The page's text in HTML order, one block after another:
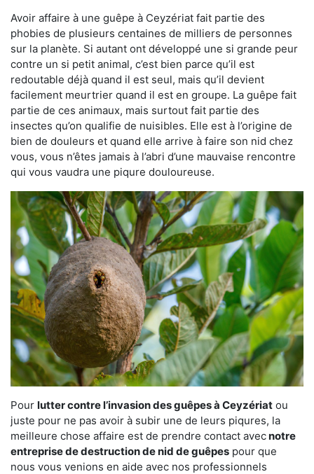
Avoir affaire à une guêpe à Ceyzériat fait partie des
phobies de plusieurs centaines de milliers de personnes
sur la planète. Si autant ont développé une si grande peur
contre un si petit animal, c’est bien parce qu’il est
redoutable déjà quand il est seul, mais qu’il devient
facilement meurtrier quand il est en groupe. La guêpe fait
partie de ces animaux, mais surtout fait partie des
insectes qu’on qualifie de nuisibles. Elle est à l’origine de
bien de douleurs et quand elle arrive à faire son nid chez
vous, vous n’êtes jamais à l’abri d’une mauvaise rencontre
qui vous vaudra une piqure douloureuse.
Pour lutter contre l’invasion des guêpes à Ceyzériat ou
juste pour ne pas avoir à subir une de leurs piqures, la
meilleure chose affaire est de prendre contact avecnotre
entreprise de destruction de nid de guêpes pour que
nous vous venions en aide avec nos professionnels